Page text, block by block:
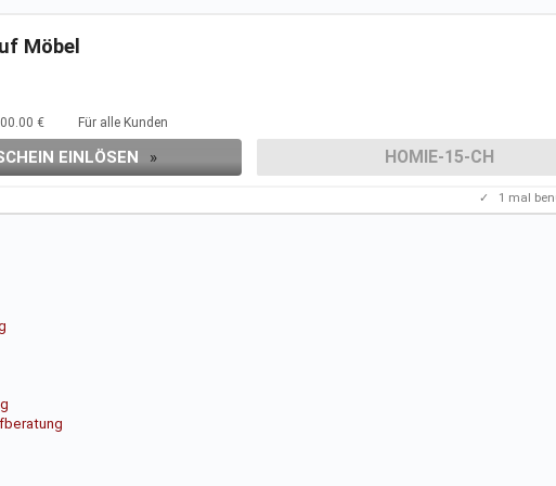
Möbel
€ Für alle Kunden
EINLÖSEN » HOMIE-15-CH
✓ 1 mal